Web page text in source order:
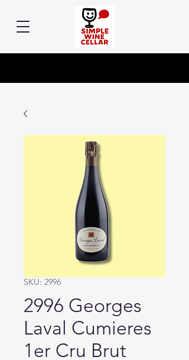
SKU: 2996
2996 Georges
Laval Cumieres
1er Cru Brut